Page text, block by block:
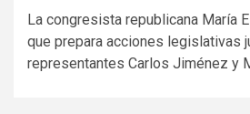
La congresista republicana María
que prepara acciones legislativas
representantes Carlos Jiménez y